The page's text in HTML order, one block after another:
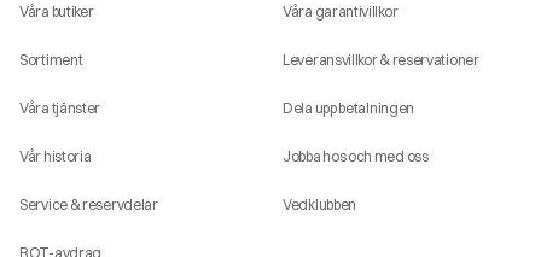
Våra butiker
Sortiment
Våra tjänster
Vår historia
Service & reservdelar
ROT-avdrag
Våra garantivillkor
Leveransvillkor & reservationer
Dela upp betalningen
Jobba hos och med oss
Vedklubben